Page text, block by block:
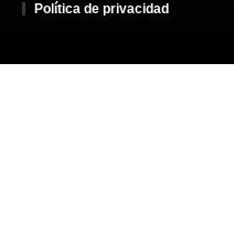
Política de privacidad